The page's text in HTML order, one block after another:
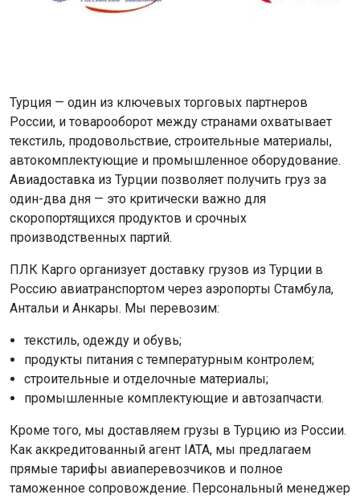
Турция — один из ключевых торговых партнеров
России, и товарооборот между странами охватывает
текстиль, продовольствие, строительные материалы,
автокомплектующие и промышленное оборудование.
Авиадоставка из Турции позволяет получить груз за
один-два дня — это критически важно для
скоропортящихся продуктов и срочных
производственных партий.
ПЛК Карго организует доставку грузов из Турции в
Россию авиатранспортом через аэропорты Стамбула,
Антальи и Анкары. Мы перевозим:
текстиль, одежду и обувь;
продукты питания с температурным контролем;
строительные и отделочные материалы;
промышленные комплектующие и автозапчасти.
Кроме того, мы доставляем грузы в Турцию из России.
Как аккредитованный агент IATA, мы предлагаем
прямые тарифы авиаперевозчиков и полное
таможенное сопровождение. Персональный менеджер